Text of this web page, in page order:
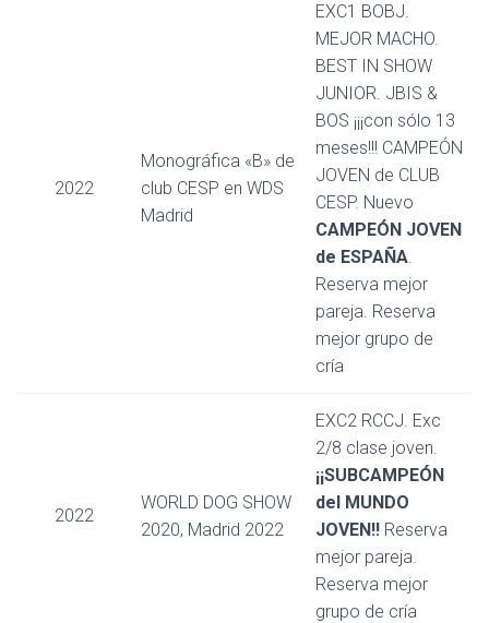
2022
Monográfica «B» de
club CESP en WDS
Madrid
EXC1 BOBJ.
MEJOR MACHO.
BEST IN SHOW
JUNIOR. JBIS &
BOS ¡¡¡con sólo 13
meses!!! CAMPEÓN
JOVEN de CLUB
CESP. Nuevo
CAMPEÓN JOVEN
de ESPAÑA.
Reserva mejor
pareja. Reserva
mejor grupo de
cría
2022
WORLD DOG SHOW
2020, Madrid 2022
EXC2 RCCJ. Exc
2/8 clase joven.
¡¡SUBCAMPEÓN
del MUNDO
JOVEN!! Reserva
mejor pareja.
Reserva mejor
grupo de cría